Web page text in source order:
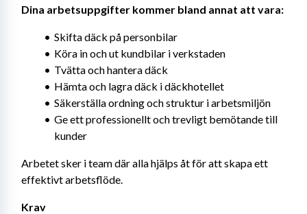
Dina arbetsuppgifter kommer bland annat att vara:
Skifta däck på personbilar
Köra in och ut kundbilar i verkstaden
Tvätta och hantera däck
Hämta och lagra däck i däckhotellet
Säkerställa ordning och struktur i arbetsmiljön
Ge ett professionellt och trevligt bemötande till
kunder
Arbetet sker i team där alla hjälps åt för att skapa ett
effektivt arbetsflöde.
Krav